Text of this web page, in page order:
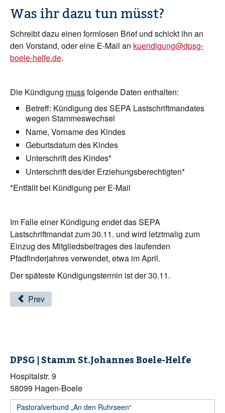
Was ihr dazu tun müsst?
Schreibt dazu einen formlosen Brief und schickt ihn an
den Vorstand, oder eine E-Mail an kuendigung@dpsg-
boele-helfe.de.
Die Kündigung mussfolgende Daten enthalten:
Betreff: Kündigung des SEPA Lastschriftmandates
wegen Stammeswechsel
Name, Vorname des Kindes
Geburtsdatum des Kindes
Unterschrift des Kindes*
Unterschrift des/der Erziehungsberechtigten*
*Entfällt bei Kündigung per E-Mail
Im Falle einer Kündigung endet das SEPA
Lastschriftmandat zum 30.11. und wird letztmalig zum
Einzug des Mitgliedsbeitrages des laufenden
Pfadfinderjahres verwendet, etwa im April.
Der späteste Kündigungstermin ist der 30.11.
Prev
DPSG | Stamm St.Johannes Boele-Helfe
Hospitalstr. 9
58099 Hagen-Boele
Pastoralverbund „An den Ruhrseen“